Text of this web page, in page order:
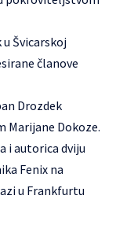
Švicarskoj
članove
Drozdek
Marijane Dokoze.
i autorica dviju
Fenix na
u Frankfurtu